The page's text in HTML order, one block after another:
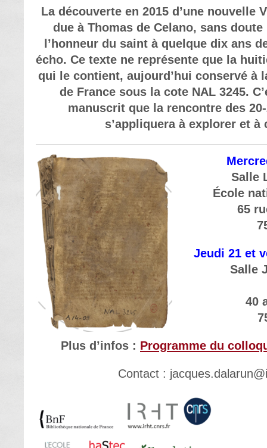
La découverte en 2015 d’une nouvelle
due à Thomas de Celano, sans
l’honneur du saint à quelque dix ans
écho. Ce texte ne représente que la
qui le contient, aujourd’hui conservé à
de France sous la cote NAL 3245.
manuscrit que la rencontre des
s’appliquera à explorer et à
Salle
École
65
Jeudi 21 et
Salle
40
Plus d’infos : Programme du
Contact :